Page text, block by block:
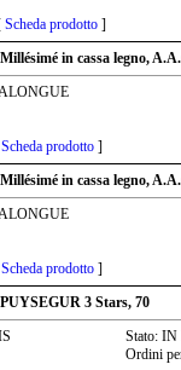
Scheda prodotto]
in cassa legno,
Scheda prodotto ]
in cassa legno,
Scheda prodotto ]
3 Stars, 70
Stato:
Ordini